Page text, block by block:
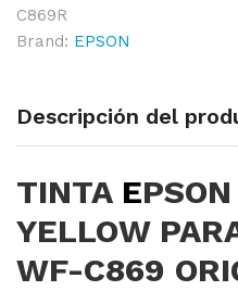
C869R
Brand: EPSON
Descripción del
TINTA E
YELLOW
WF-C869